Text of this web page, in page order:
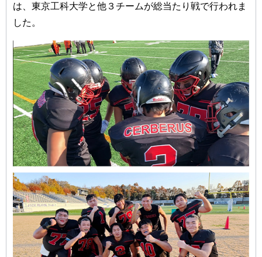
は、東京工科大学と他３チームが総当たり戦で行われま
した。